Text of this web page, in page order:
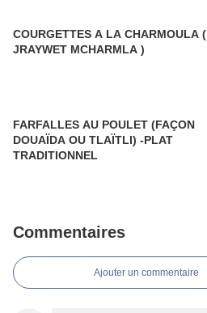
COURGETTES A LA CHARMOULA (
JRAYWET MCHARMLA )
FARFALLES AU POULET (FAÇON
DOUAÏDA OU TLAÏTLI) -PLAT
TRADITIONNEL
Commentaires
Ajouter un commentaire